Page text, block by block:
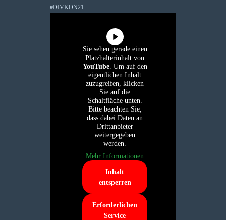
#DIVKON21
Sie sehen gerade einen
Platzhalterinhalt von
YouTube. Um auf den
eigentlichen Inhalt
zuzugreifen, klicken
Sie auf die
Schaltfläche unten.
Bitte beachten Sie,
dass dabei Daten an
Drittanbieter
weitergegeben
werden.
Mehr Informationen
Inhalt
entsperren
Erforderlichen
Service